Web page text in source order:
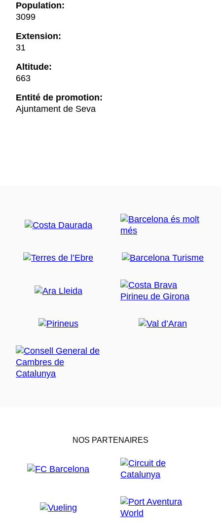
Population:
3099
Extension:
31
Altitude:
663
Entité de promotion:
Ajuntament de Seva
NOS PARTENAIRES